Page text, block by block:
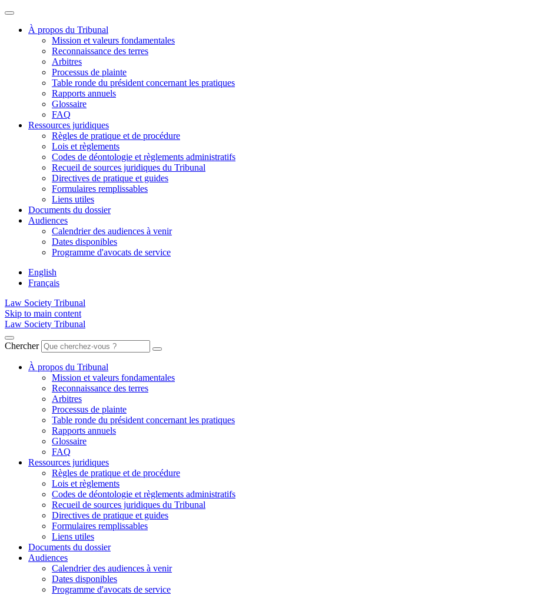
À propos du Tribunal
Mission et valeurs fondamentales
Reconnaissance des terres
Arbitres
Processus de plainte
Table ronde du président concernant les pratiques
Rapports annuels
Glossaire
FAQ
Ressources juridiques
Règles de pratique et de procédure
Lois et règlements
Codes de déontologie et règlements administratifs
Recueil de sources juridiques du Tribunal
Directives de pratique et guides
Formulaires remplissables
Liens utiles
Documents du dossier
Audiences
Calendrier des audiences à venir
Dates disponibles
Programme d'avocats de service
English
Français
Law Society Tribunal
Skip to main content
Law Society Tribunal
Chercher
À propos du Tribunal
Mission et valeurs fondamentales
Reconnaissance des terres
Arbitres
Processus de plainte
Table ronde du président concernant les pratiques
Rapports annuels
Glossaire
FAQ
Ressources juridiques
Règles de pratique et de procédure
Lois et règlements
Codes de déontologie et règlements administratifs
Recueil de sources juridiques du Tribunal
Directives de pratique et guides
Formulaires remplissables
Liens utiles
Documents du dossier
Audiences
Calendrier des audiences à venir
Dates disponibles
Programme d'avocats de service